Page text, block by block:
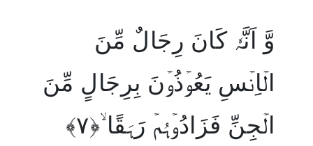
وَّ اَنَّہٗ کَانَ رِجَالٌ مِّنَ
الۡاِنۡسِ یَعُوۡذُوۡنَ بِرِجَالٍ مِّنَ
الۡجِنِّ فَزَادُوۡہُمۡ رَہَقًا ۙ﴿۷﴾